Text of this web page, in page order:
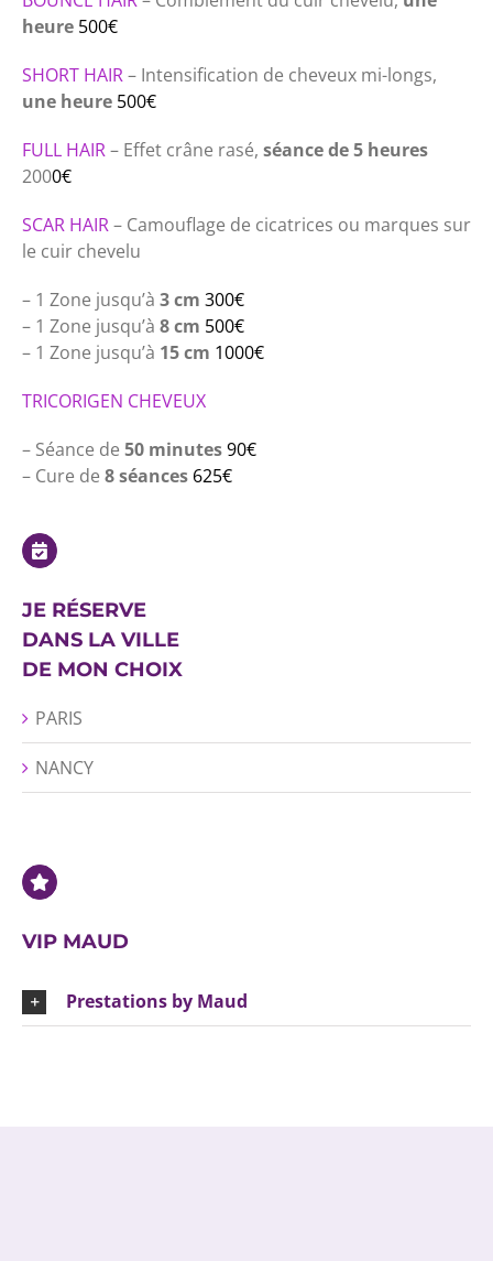
heure 500€
SHORT HAIR– Intensification de cheveux mi-longs,
une heure 500€
FULL HAIR– Effet crâne rasé, séance de 5 heures
2000€
SCAR HAIR– Camouflage de cicatrices ou marques sur
le cuir chevelu
– 1 Zone jusqu’à 3 cm 300€
– 1 Zone jusqu’à 8 cm 500€
– 1 Zone jusqu’à 15 cm 1000€
TRICORIGEN CHEVEUX
– Séance de 50 minutes90€
– Cure de 8 séances 625€
JE RÉSERVE
DANS LA VILLE
DE MON CHOIX
PARIS
NANCY
VIP MAUD
Prestations by Maud